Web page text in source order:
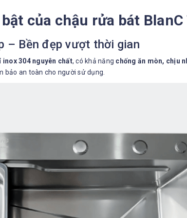
của chậu rửa bát BlanC
– Bền đẹp vượt thời gian
304 nguyên chất, có khả năng chống ăn mòn, chịu
bảo an toàn cho người sử dụng.